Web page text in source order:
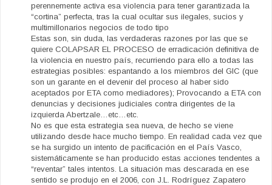
perennemente activa esa violencia para tener garantizada la
“cortina” perfecta, tras la cual ocultar sus ilegales, sucios y
multimillonarios negocios de todo tipo
Estas son, sin duda, las verdaderas razones por las que se
quiere COLAPSAR EL PROCESO de erradicación definitiva de
la violencia en nuestro país, recurriendo para ello a todas las
estrategias posibles: espantando a los miembros del GIC (que
son un garante en el devenir del proceso al haber sido
aceptados por ETA como mediadores); Provocando a ETA con
denuncias y decisiones judiciales contra dirigentes de la
izquierda Abertzale…etc…etc.
No es que esta estrategia sea nueva, de hecho se viene
utilizando desde hace mucho tiempo. En realidad cada vez que
se ha surgido un intento de pacificación en el País Vasco,
sistemáticamente se han producido estas acciones tendentes a
“reventar” tales intentos. La situación mas descarada en ese
sentido se produjo en el 2006, con J.L. Rodríguez Zapatero